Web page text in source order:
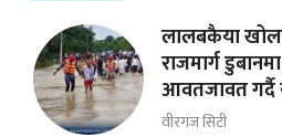
लालबकैया
राजमार्ग
आवतजावत गर्दै
वीरगंज सिटी